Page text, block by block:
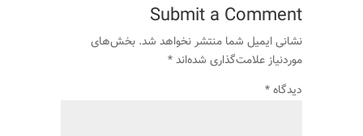
Submit a Comment
نشانی ایمیل شما منتشر نخواهد شد. بخش‌های
موردنیاز علامت‌گذاری شده‌اند*
دیدگاه*